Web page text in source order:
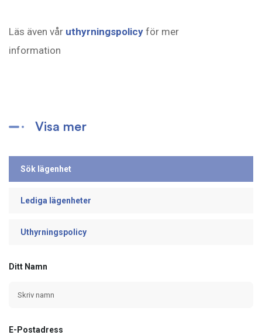
Läs även vår uthyrningspolicy för mer
information
Visa mer
Sök lägenhet
Lediga lägenheter
Uthyrningspolicy
Ditt Namn
E-Postadress